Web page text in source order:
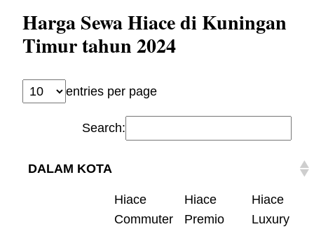
Harga Sewa Hiace di Kuningan
Timur tahun 2024
entries per page
Search:
DALAM KOTA
Hiace
Commuter
Hiace
Premio
Hiace
Luxury